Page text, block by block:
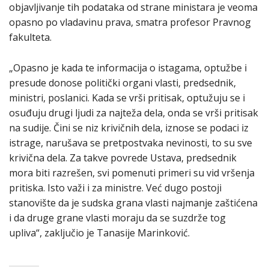
objavljivanje tih podataka od strane ministara je veoma
opasno po vladavinu prava, smatra profesor Pravnog
fakulteta.
„Opasno je kada te informacija o istagama, optužbe i
presude donose politički organi vlasti, predsednik,
ministri, poslanici. Kada se vrši pritisak, optužuju se i
osuđuju drugi ljudi za najteža dela, onda se vrši pritisak
na sudije. Čini se niz krivičnih dela, iznose se podaci iz
istrage, narušava se pretpostvaka nevinosti, to su sve
krivična dela. Za takve povrede Ustava, predsednik
mora biti razrešen, svi pomenuti primeri su vid vršenja
pritiska. Isto važi i za ministre. Već dugo postoji
stanovište da je sudska grana vlasti najmanje zaštićena
i da druge grane vlasti moraju da se suzdrže tog
upliva“, zaključio je Tanasije Marinković.